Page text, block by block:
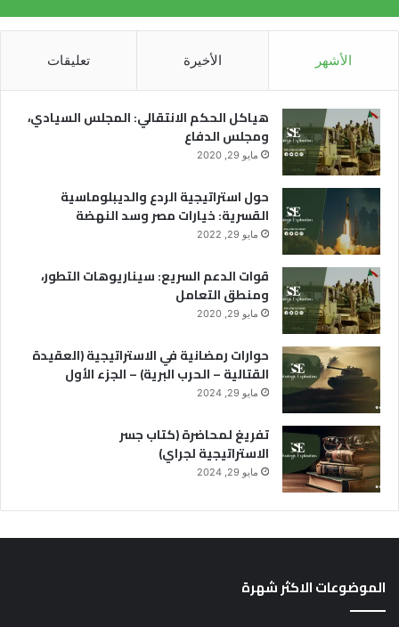
الأشهر الأخيرة تعليقات
هياكل الحكم الانتقالي: المجلس السيادي،
ومجلس الدفاع
مايو 29, 2020
حول استراتيجية الردع والديبلوماسية
القسرية: خيارات مصر وسد النهضة
مايو 29, 2022
قوات الدعم السريع: سيناريوهات التطور،
ومنطق التعامل
مايو 29, 2020
حوارات رمضانية في الاستراتيجية (العقيدة
القتالية – الحرب البرية) – الجزء الأول
مايو 29, 2024
تفريغ لمحاضرة (كتاب جسر
الاستراتيجية لجراي)
مايو 29, 2024
الموضوعات الاكثر شهرة